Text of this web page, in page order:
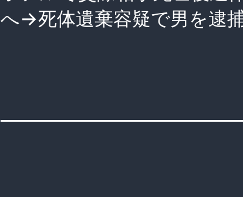
へ→死体遺棄容疑で男を逮